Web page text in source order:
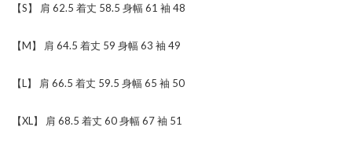
【S】 肩 62.5 着丈 58.5 身幅 61 袖 48
【M】 肩 64.5 着丈 59 身幅 63 袖 49
【L】 肩 66.5 着丈 59.5 身幅 65 袖 50
【XL】 肩 68.5 着丈 60 身幅 67 袖 51